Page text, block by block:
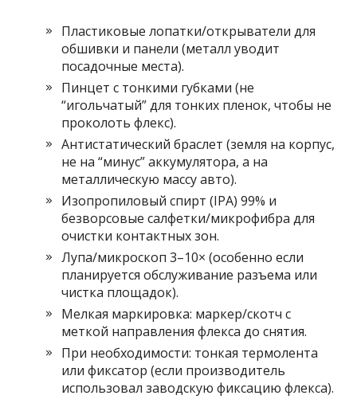
Пластиковые лопатки/открыватели для
обшивки и панели (металл уводит
посадочные места).
Пинцет с тонкими губками (не
“игольчатый” для тонких пленок, чтобы не
проколоть флекс).
Антистатический браслет (земля на корпус,
не на “минус” аккумулятора, а на
металлическую массу авто).
Изопропиловый спирт (IPA) 99% и
безворсовые салфетки/микрофибра для
очистки контактных зон.
Лупа/микроскоп 3–10× (особенно если
планируется обслуживание разъема или
чистка площадок).
Мелкая маркировка: маркер/скотч с
меткой направления флекса до снятия.
При необходимости: тонкая термолента
или фиксатор (если производитель
использовал заводскую фиксацию флекса).